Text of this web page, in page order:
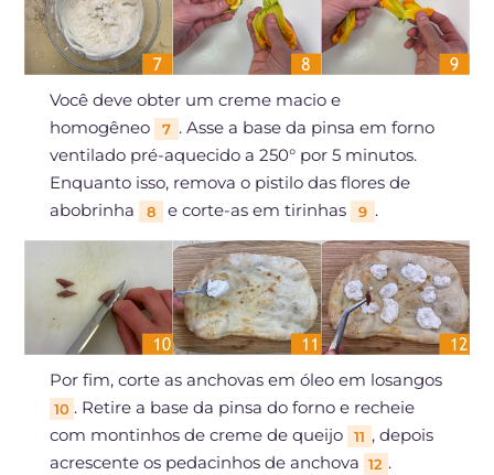
Você deve obter um creme macio e
homogêneo
7 . Asse a base da pinsa em forno
ventilado pré-aquecido a 250° por 5 minutos.
Enquanto isso, remova o pistilo das flores de
abobrinha
8 e corte-as em tirinhas 9 .
Por fim, corte as anchovas em óleo em losangos
10 . Retire a base da pinsa do forno e recheie
com montinhos de creme de queijo
11 , depois
acrescente os pedacinhos de anchova 12 .